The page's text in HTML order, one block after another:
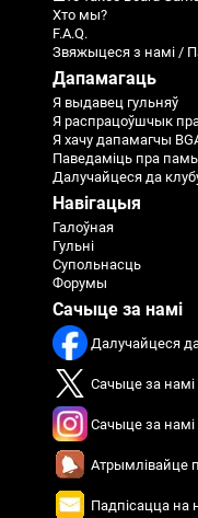
Хто мы?
F.A.Q.
Звяжыцеся з намі /
Дапамагаць
Я выдавец гульняў
Я распрацоўшчык
Я хачу дапамагчы
Паведаміць пра
Далучайцеся да
Навігацыя
Галоўная
Гульні
Супольнасць
Форумы
Сачыце за намі
Далучайцеся
Сачыце за намі
Сачыце за намі
Атрымлівайце
Падпісацца на